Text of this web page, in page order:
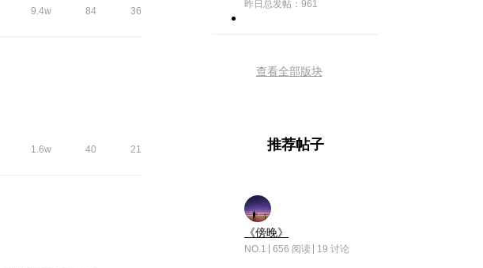
9.4w 84 36
1.6w 40 21
昨日总发帖：961
查看全部版块
推荐帖子
《傍晚》
NO.1 656 阅读 19 讨论